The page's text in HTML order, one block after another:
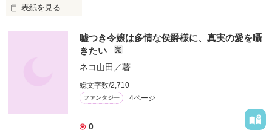
本日玉砕覚悟で告白しようと試みるが、深夜のオフィス、なぜ
貴方と私は秘密の✕✕　〜地味系女子はハイスペ王子に夜の指
で、ちょろっとだけ登場した小西さん(山本さんの先輩)のお話
表紙を見る
限定公開です。
ボツ作品の為、未完結ですが、気が向いたら改編して再開する
かもしれません。
嘘つき令嬢は多情な侯爵様に、真実の愛を囁
きたい
完
ネコ山田 ／著
総文字数/2,710
ファンタジー 4ページ
0